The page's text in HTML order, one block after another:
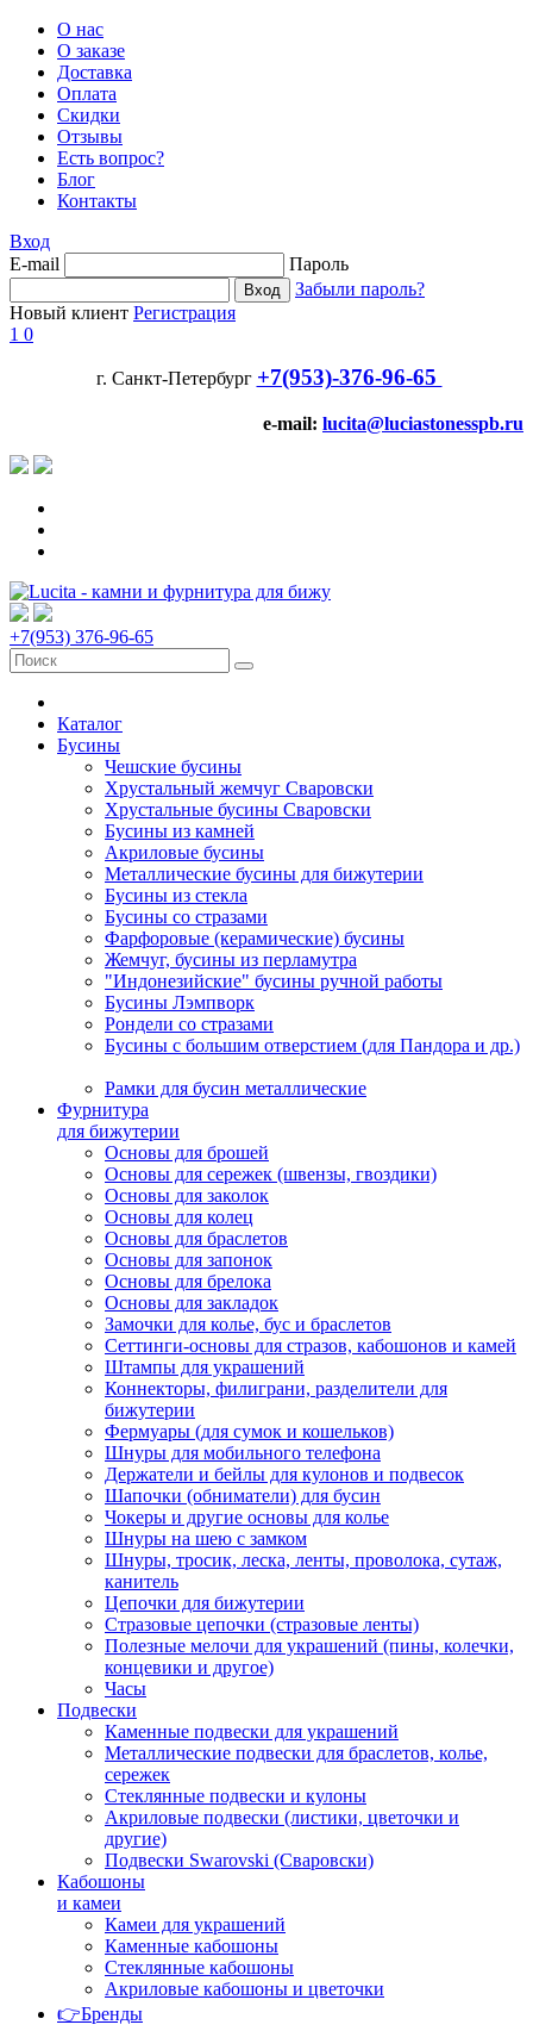
О нас
О заказе
Доставка
Оплата
Скидки
Отзывы
Есть вопрос?
Блог
Контакты
Вход
E-mail
Пароль
Забыли пароль?
Новый клиент Регистрация
1 0
г. Санкт-Петербург +7(953)-376-96-65
e-mail: lucita@luciastonesspb.ru
+7(953) 376-96-65
Каталог
Бусины
Чешские бусины
Хрустальный жемчуг Сваровски
Хрустальные бусины Сваровски
Бусины из камней
Акриловые бусины
Металлические бусины для бижутерии
Бусины из стекла
Бусины со стразами
Фарфоровые (керамические) бусины
Жемчуг, бусины из перламутра
"Индонезийские" бусины ручной работы
Бусины Лэмпворк
Рондели со стразами
Бусины с большим отверстием (для Пандора и др.)
Рамки для бусин металлические
Фурнитура
для бижутерии
Основы для брошей
Основы для сережек (швензы, гвоздики)
Основы для заколок
Основы для колец
Основы для браслетов
Основы для запонок
Основы для брелока
Основы для закладок
Замочки для колье, бус и браслетов
Сеттинги-основы для стразов, кабошонов и камей
Штампы для украшений
Коннекторы, филиграни, разделители для
бижутерии
Фермуары (для сумок и кошельков)
Шнуры для мобильного телефона
Держатели и бейлы для кулонов и подвесок
Шапочки (обниматели) для бусин
Чокеры и другие основы для колье
Шнуры на шею с замком
Шнуры, тросик, леска, ленты, проволока, сутаж,
канитель
Цепочки для бижутерии
Стразовые цепочки (стразовые ленты)
Полезные мелочи для украшений (пины, колечки,
концевики и другое)
Часы
Подвески
Каменные подвески для украшений
Металлические подвески для браслетов, колье,
сережек
Стеклянные подвески и кулоны
Акриловые подвески (листики, цветочки и
другие)
Подвески Swarovski (Сваровски)
Кабошоны
и камеи
Камеи для украшений
Каменные кабошоны
Стеклянные кабошоны
Акриловые кабошоны и цветочки
👉Бренды